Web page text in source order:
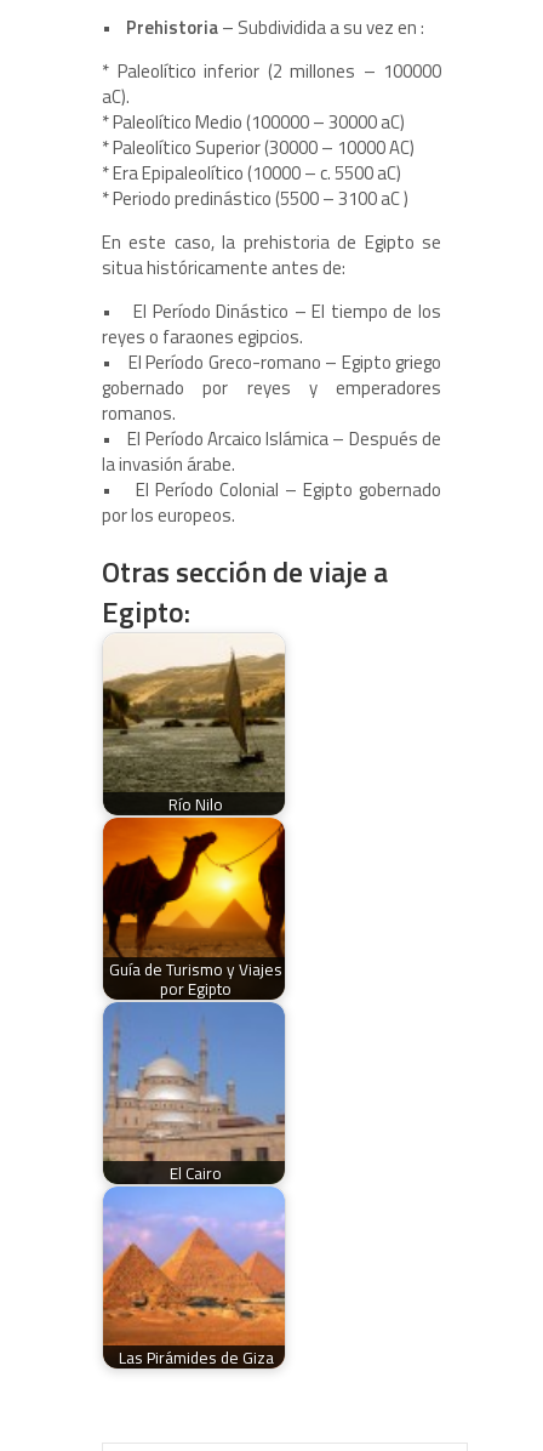
• Prehistoria– Subdividida a su vez en :
* Paleolítico inferior (2 millones – 100000
aC).
* Paleolítico Medio (100000 – 30000 aC)
* Paleolítico Superior (30000 – 10000 AC)
* Era Epipaleolítico (10000 – c. 5500 aC)
* Periodo predinástico (5500 – 3100 aC )
En este caso, la prehistoria de Egipto se
situa históricamente antes de:
• El Período Dinástico – El tiempo de los
reyes o faraones egipcios.
• El Período Greco-romano – Egipto griego
gobernado por reyes y emperadores
romanos.
• El Período Arcaico Islámica – Después de
la invasión árabe.
• El Período Colonial – Egipto gobernado
por los europeos.
Otras sección de viaje a
Egipto:
Río Nilo
Guía de Turismo y Viajes
por Egipto
El Cairo
Las Pirámides de Giza